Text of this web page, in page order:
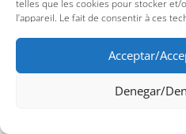
telles que les cookies pour stocker et/
l’appareil. Le fait de consentir à ces
uniques sur ce site. Le fait de ne pas
consentement peut avoir un effet
caractéristiques du site.
Acceptar/
Denegar/